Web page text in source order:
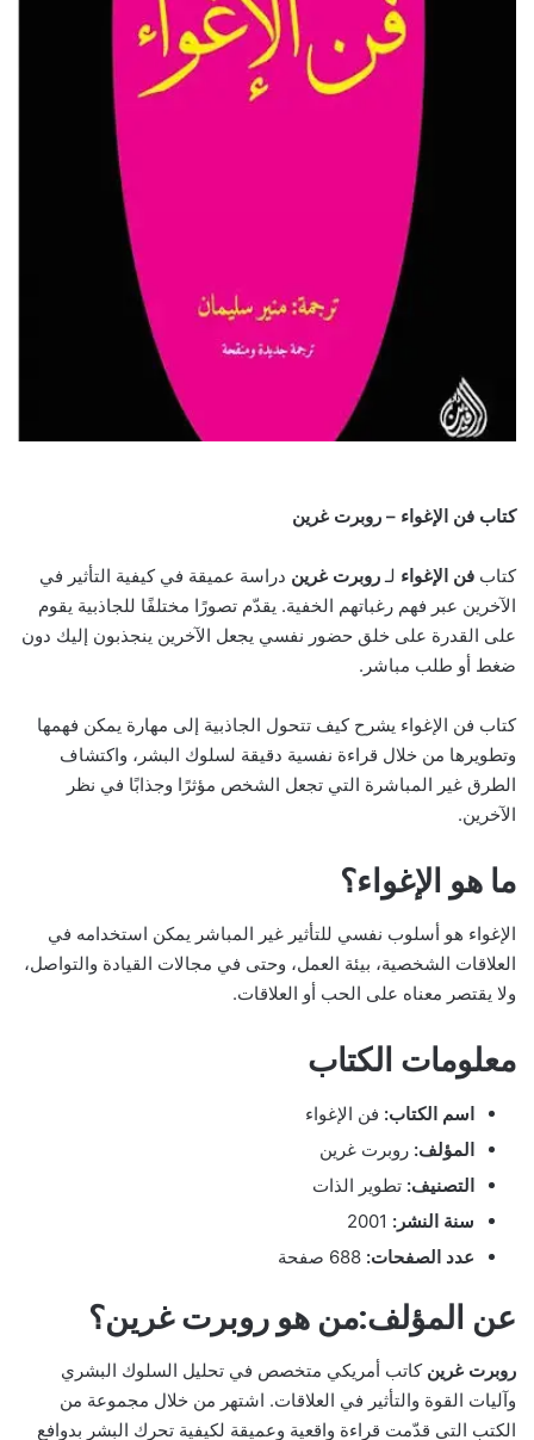
كتاب فن الإغواء – روبرت غرين
كتاب فن الإغواء لـ روبرت غرين دراسة عميقة في كيفية التأثير في
الآخرين عبر فهم رغباتهم الخفية. يقدّم تصورًا مختلفًا للجاذبية يقوم
على القدرة على خلق حضور نفسي يجعل الآخرين ينجذبون إليك دون
ضغط أو طلب مباشر.
كتاب فن الإغواء يشرح كيف تتحول الجاذبية إلى مهارة يمكن فهمها
وتطويرها من خلال قراءة نفسية دقيقة لسلوك البشر، واكتشاف
الطرق غير المباشرة التي تجعل الشخص مؤثرًا وجذابًا في نظر
الآخرين.
ما هو الإغواء؟
الإغواء هو أسلوب نفسي للتأثير غير المباشر يمكن استخدامه في
العلاقات الشخصية، بيئة العمل، وحتى في مجالات القيادة والتواصل،
ولا يقتصر معناه على الحب أو العلاقات.
معلومات الكتاب
اسم الكتاب: فن الإغواء
المؤلف: روبرت غرين
التصنيف: تطوير الذات
سنة النشر:
عدد الصفحات:
عن المؤلف:من هو روبرت غرين؟
روبرت غرين كاتب أمريكي متخصص في تحليل السلوك البشري
وآليات القوة والتأثير في العلاقات. اشتهر من خلال مجموعة من
الكتب التي قدّمت قراءة واقعية وعميقة لكيفية تحرك البشر بدوافع